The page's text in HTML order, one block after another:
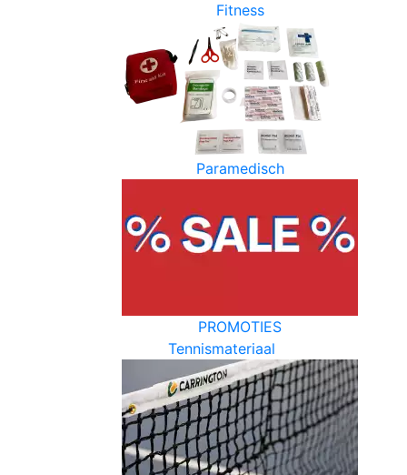
Fitness
Paramedisch
PROMOTIES
Tennismateriaal